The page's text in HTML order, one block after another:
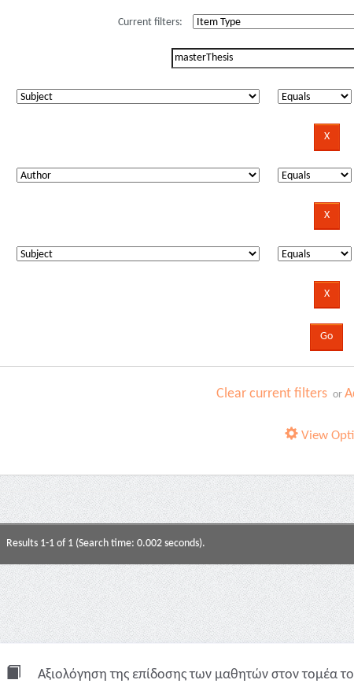
Current filters:
Clear current filters or
View
Results 1-1 of 1 (Search time: 0.002 seconds).
Αξιολόγηση της επίδοσης των μαθητών στον τομέα